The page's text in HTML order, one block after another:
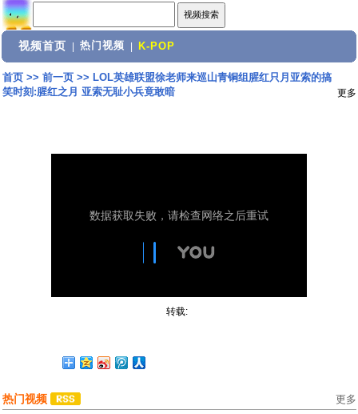
视频首页 热门视频 K-POP
首页>> 前一页>> LOL英雄联盟徐老师来巡山青铜组腥红只月亚索的搞
笑时刻:腥红之月 亚索无耻小兵竟敢暗
更多
转载:
热门视频 更多